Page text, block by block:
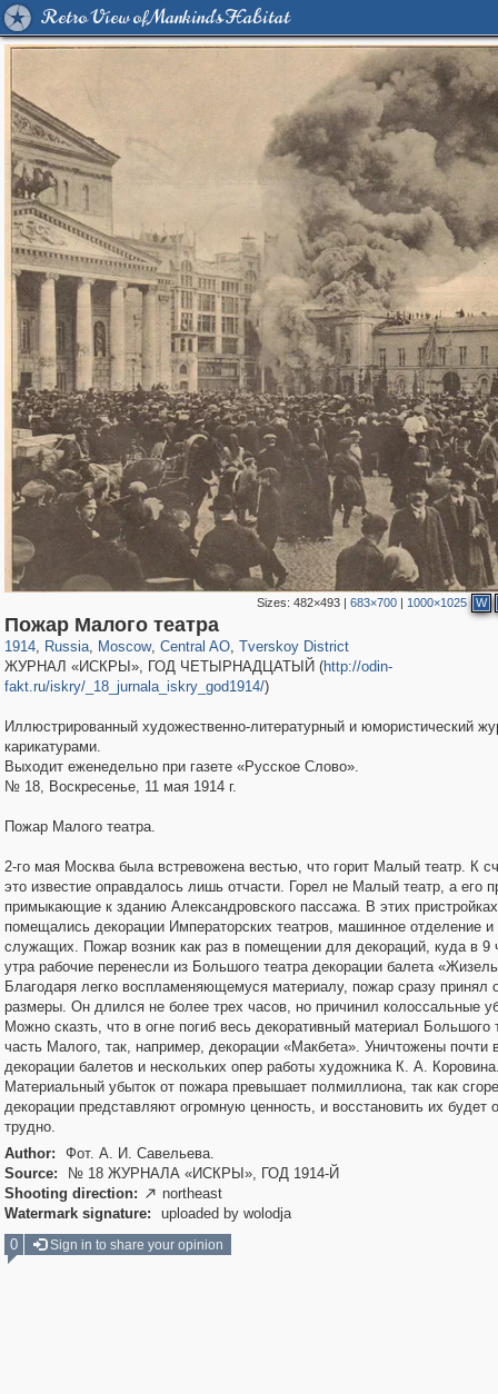
Retro View of Mankind's Habitat
Sizes:482×493 |683×700 | 1000×1025 W
Пожар Малого театра
1914, Russia
1,406,255 29,243
, Moscow
319,780 8,286
, Central AO
159,978 5,916
, Tverskoy District
53,034
ЖУРНАЛ «ИСКРЫ», ГОД ЧЕТЫРНАДЦАТЫЙ (http://odin-
fakt.ru/iskry/_18_jurnala_iskry_god1914/)
Иллюстрированный художественно-литературный и юмористический
карикатурами.
Выходит еженедельно при газете «Русское Слово».
№ 18, Воскресенье, 11 мая 1914 г.
Пожар Малого театра.
2-го мая Москва была встревожена вестью, что горит Малый театр. К
это известие оправдалось лишь отчасти. Горел не Малый театр, а его
примыкающие к зданию Александровского пассажа. В этих пристройках
помещались декорации Императорских театров, машинное отделение и
служащих. Пожар возник как раз в помещении для декораций, куда в 9
утра рабочие перенесли из Большого театра декорации балета
Благодаря легко воспламеняющемуся материалу, пожар сразу принял
размеры. Он длился не более трех часов, но причинил колоссальные
Можно сказть, что в огне погиб весь декоративный материал Большого
часть Малого, так, например, декорации «Макбета». Уничтожены почти
декорации балетов и нескольких опер работы художника К. А.
Материальный убыток от пожара превышает полмиллиона, так как
декорации представляют огромную ценность, и восстановить их будет
трудно.
Author:
Фот. А. И. Савельева.
Source:
№ 18 ЖУРНАЛА «ИСКРЫ», ГОД 1914-Й
Shooting direction:  northeast
Watermark signature:
uploaded by wolodja
0
Sign in to share your opinion